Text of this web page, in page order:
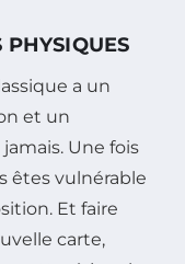
PHYSIQUES
a un
et un
Une fois
êtes vulnérable
Et faire
carte,